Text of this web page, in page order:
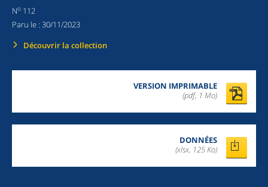
No 112
Paru le : 30/11/2023
Découvrir la collection
VERSION IMPRIMABLE
(pdf, 1 Mo)
DONNÉES
(xlsx, 125 Ko)